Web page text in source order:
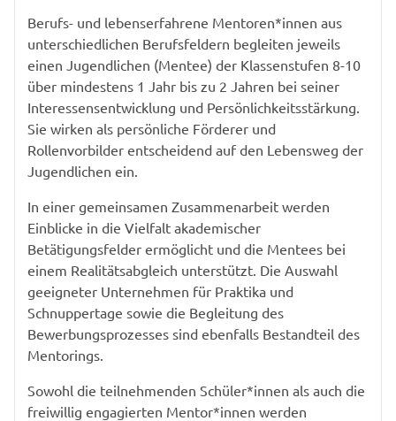
Berufs- und lebenserfahrene Mentoren*innen aus
unterschiedlichen Berufsfeldern begleiten jeweils
einen Jugendlichen (Mentee) der Klassenstufen 8-10
über mindestens 1 Jahr bis zu 2 Jahren bei seiner
Interessensentwicklung und Persönlichkeitsstärkung.
Sie wirken als persönliche Förderer und
Rollenvorbilder entscheidend auf den Lebensweg der
Jugendlichen ein.
In einer gemeinsamen Zusammenarbeit werden
Einblicke in die Vielfalt akademischer
Betätigungsfelder ermöglicht und die Mentees bei
einem Realitätsabgleich unterstützt. Die Auswahl
geeigneter Unternehmen für Praktika und
Schnuppertage sowie die Begleitung des
Bewerbungsprozesses sind ebenfalls Bestandteil des
Mentorings.
Sowohl die teilnehmenden Schüler*innen als auch die
freiwillig engagierten Mentor*innen werden